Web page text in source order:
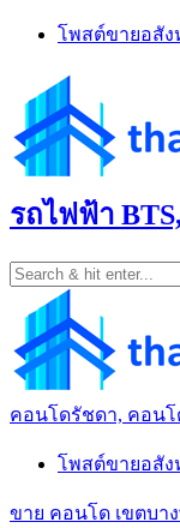
Skip
โพสต์ขายอสั
รถไฟฟ้า
คอนโดรัชดา, คอน
โพสต์ขายอสั
ขาย คอนโด เขตบา